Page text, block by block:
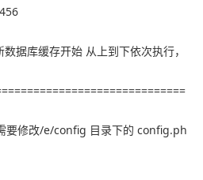
据库缓存开始 从上到下依次执行，
要修改/e/config 目录下的 config.ph